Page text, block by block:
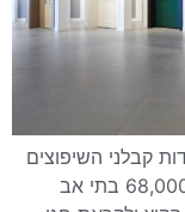
קבלני השיפוצים
בישראל, לרגל עונת השיפוצים, עולה כי כ-68,000 בתי אב